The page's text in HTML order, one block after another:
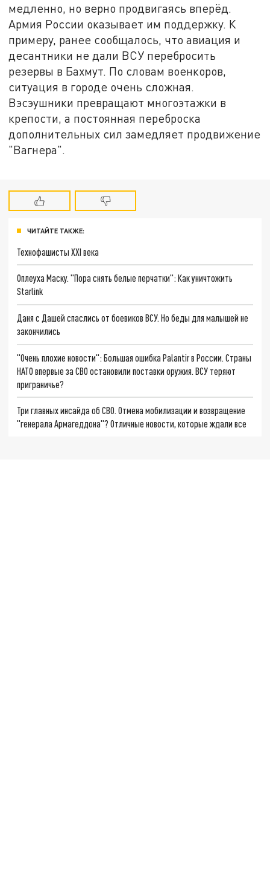
медленно, но верно продвигаясь вперёд.
Армия России оказывает им поддержку. К
примеру, ранее сообщалось, что авиация и
десантники не дали ВСУ перебросить
резервы в Бахмут. По словам военкоров,
ситуация в городе очень сложная.
Вэсэушники превращают многоэтажки в
крепости, а постоянная переброска
дополнительных сил замедляет продвижение
"Вагнера".
ЧИТАЙТЕ ТАКЖЕ:
Технофашисты XXI века
Оплеуха Маску. "Пора снять белые перчатки": Как уничтожить
Starlink
Даня с Дашей спаслись от боевиков ВСУ. Но беды для малышей не
закончились
"Очень плохие новости": Большая ошибка Palantir в России. Страны
НАТО впервые за СВО остановили поставки оружия. ВСУ теряют
приграничье?
Три главных инсайда об СВО. Отмена мобилизации и возвращение
"генерала Армагеддона"? Отличные новости, которые ждали все